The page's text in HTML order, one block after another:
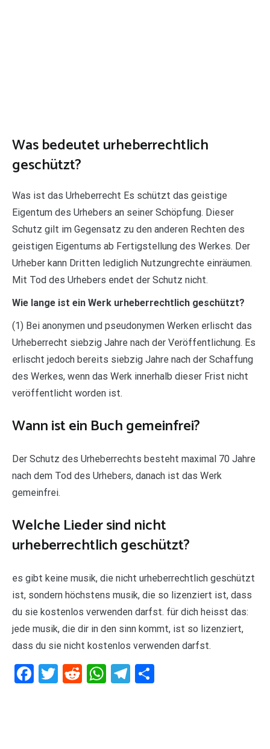
Was bedeutet urheberrechtlich
geschützt?
Was ist das Urheberrecht Es schützt das geistige
Eigentum des Urhebers an seiner Schöpfung. Dieser
Schutz gilt im Gegensatz zu den anderen Rechten des
geistigen Eigentums ab Fertigstellung des Werkes. Der
Urheber kann Dritten lediglich Nutzungrechte einräumen.
Mit Tod des Urhebers endet der Schutz nicht.
Wie lange ist ein Werk urheberrechtlich geschützt?
(1) Bei anonymen und pseudonymen Werken erlischt das
Urheberrecht siebzig Jahre nach der Veröffentlichung. Es
erlischt jedoch bereits siebzig Jahre nach der Schaffung
des Werkes, wenn das Werk innerhalb dieser Frist nicht
veröffentlicht worden ist.
Wann ist ein Buch gemeinfrei?
Der Schutz des Urheberrechts besteht maximal 70 Jahre
nach dem Tod des Urhebers, danach ist das Werk
gemeinfrei.
Welche Lieder sind nicht
urheberrechtlich geschützt?
es gibt keine musik, die nicht urheberrechtlich geschützt
ist, sondern höchstens musik, die so lizenziert ist, dass
du sie kostenlos verwenden darfst. für dich heisst das:
jede musik, die dir in den sinn kommt, ist so lizenziert,
dass du sie nicht kostenlos verwenden darfst.
Facebook
Twitter
RedditWhatsApp
Telegram